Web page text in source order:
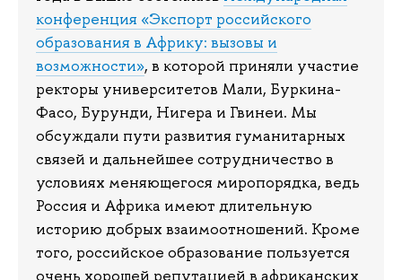
конференция «Экспорт российского
образования в Африку: вызовы и
возможности», в которой приняли участие
ректоры университетов Мали, Буркина-
Фасо, Бурунди, Нигера и Гвинеи. Мы
обсуждали пути развития гуманитарных
связей и дальнейшее сотрудничество в
условиях меняющегося миропорядка, ведь
Россия и Африка имеют длительную
историю добрых взаимоотношений. Кроме
того, российское образование пользуется
очень хорошей репутацией в африканских